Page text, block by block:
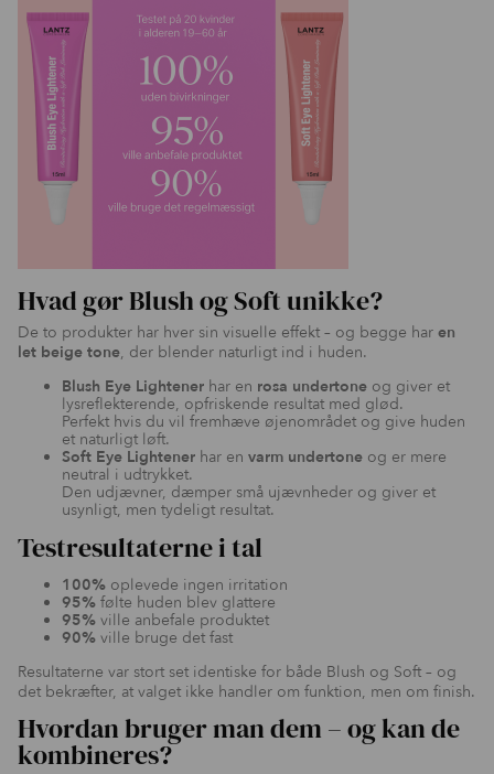
Hvad gør Blush og Soft unikke?
De to produkter har hver sin visuelle effekt – og begge har en
let beige tone, der blender naturligt ind i huden.
Blush Eye Lightener har en rosa undertone og giver et
lysreflekterende, opfriskende resultat med glød.
Perfekt hvis du vil fremhæve øjenområdet og give huden
et naturligt løft.
Soft Eye Lightener har en varm undertone og er mere
neutral i udtrykket.
Den udjævner, dæmper små ujævnheder og giver et
usynligt, men tydeligt resultat.
Testresultaterne i tal
100% oplevede ingen irritation
95% følte huden blev glattere
95% ville anbefale produktet
90% ville bruge det fast
Resultaterne var stort set identiske for både Blush og Soft – og
det bekræfter, at valget ikke handler om funktion, men om finish.
Hvordan bruger man dem – og kan de
kombineres?